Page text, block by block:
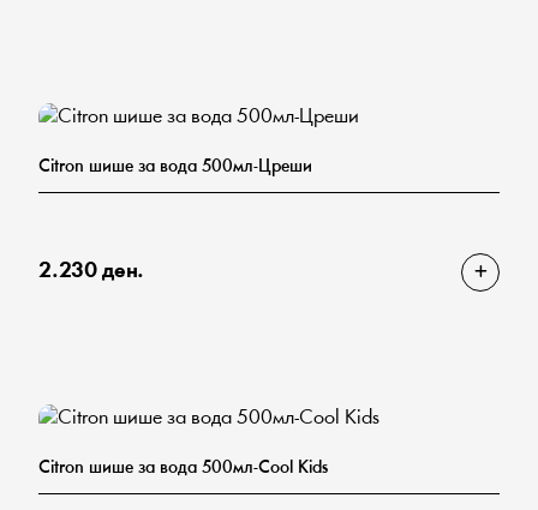
Citron шише за вода 500мл-Цреши
2.230 ден.
Citron шише за вода 500мл-Cool Kids